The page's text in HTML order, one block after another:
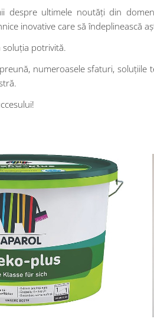
despre ultimele noutăți din
inovative care să îndeplinească
soluția potrivită.
numeroasele sfaturi,